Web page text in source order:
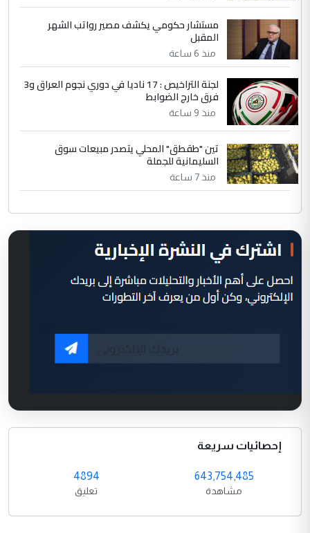
مستشار حكومي يكشف مصير رواتب الشهر
المقبل
منذ 6 ساعة
لجنة التراخيص : 17 ناديا في دوري نجوم العراق و3
فرق خارج الضوابط
منذ 9 ساعة
تين "طقطق" المحلي يتصدر مبيعات سوق
السليمانية للجملة
منذ 7 ساعة
إحصائيات سريعة
643,754,485
مشاهدة
4894
تعليق